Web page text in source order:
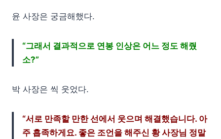
윤 사장은 궁금해했다.
“그래서 결과적으로 연봉 인상은 어느 정도 해줬
소?”
박 사장은 씩 웃었다.
“서로 만족할 만한 선에서 웃으며 해결했습니다. 아
주 흡족하게요. 좋은 조언을 해주신 황 사장님 정말